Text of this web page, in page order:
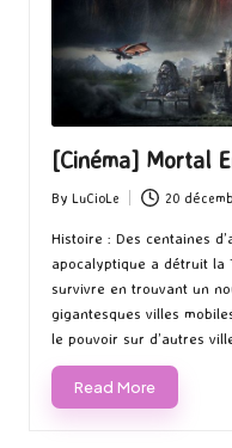
[Cinéma] Mortal
Posted
by
By LuCioLe 20
Histoire : Des centaines
apocalyptique a détruit la
survivre en trouvant un
gigantesques villes
le pouvoir sur d’autres
Read More